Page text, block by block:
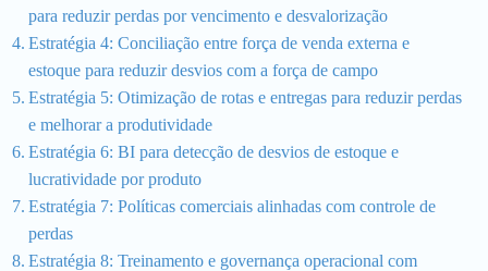
para reduzir perdas por vencimento e desvalorização
Estratégia 4: Conciliação entre força de venda externa e
estoque para reduzir desvios com a força de campo
Estratégia 5: Otimização de rotas e entregas para reduzir perdas
e melhorar a produtividade
Estratégia 6: BI para detecção de desvios de estoque e
lucratividade por produto
Estratégia 7: Políticas comerciais alinhadas com controle de
perdas
Estratégia 8: Treinamento e governança operacional com